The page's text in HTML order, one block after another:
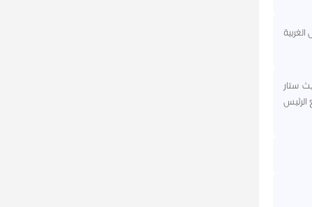
القدس الغربية
ستار